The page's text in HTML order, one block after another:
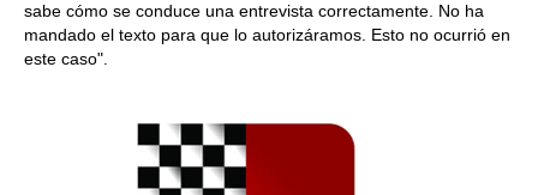
sabe cómo se conduce una entrevista correctamente. No ha
mandado el texto para que lo autorizáramos. Esto no ocurrió en
este caso".